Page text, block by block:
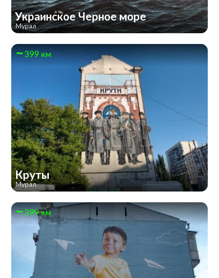
Украинское Черное море
Мурал
399 км
Круты
Мурал
399 км